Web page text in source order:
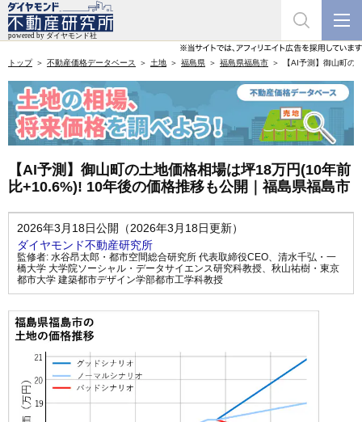
トップ 不動産価格データベース 土地 福島県 福島県福島市 【AI予測】御山町
【AI予測】御山町の土地価格相場は坪18万円(10年前
比+10.6%)! 10年後の価格推移も公開｜福島県福島市
2026年3月18日公開（2026年3月18日更新）
ダイヤモンド不動産研究所
監修者: 水谷昂太郎・都市空間総合研究所 代表取締役CEO、 清水千弘・一
橋大学 大学院ソーシャル・データサイエンス研究科教授、 秋山祐樹・東京
都市大学 建築都市デザイン学部都市工学科教授